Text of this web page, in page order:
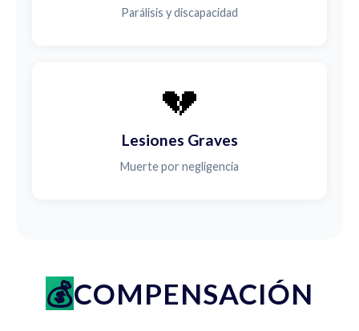
Parálisis y discapacidad
💔
Lesiones Graves
Muerte por negligencia
COMPENSACIÓN